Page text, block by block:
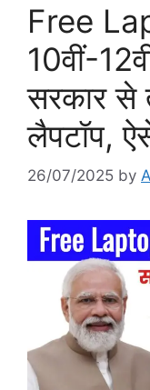
Free
10वीं-
सरकार से
लैपटॉप,
26/07/2025 by